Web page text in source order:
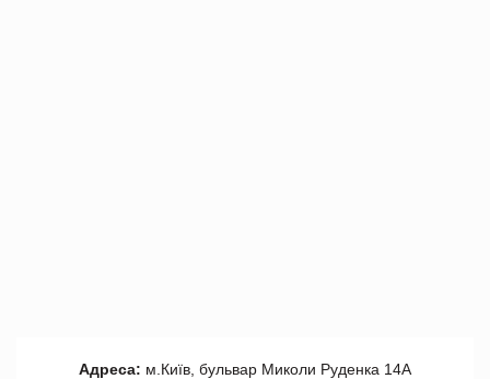
Адреса: м.Київ, бульвар Миколи Руденка 14А